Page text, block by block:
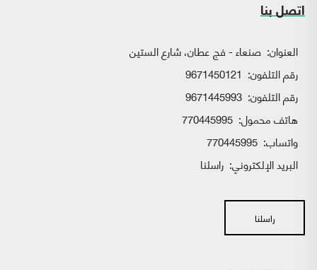
اتصل بنا
العنوان: صنعاء - فج عطان، شارع الستين
رقم التلفون: 9671450121
رقم التلفون: 9671445993
هاتف محمول: 770445995
واتساب:
البريد الإلكتروني: راسلنا
راسلنا